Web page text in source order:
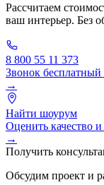
Рассчитаем
ваш интерьер. Без
8 800 55 11 373
Звонок
→
Найти шоурум
Оценить качество
→
Получить
Обсудим проект и